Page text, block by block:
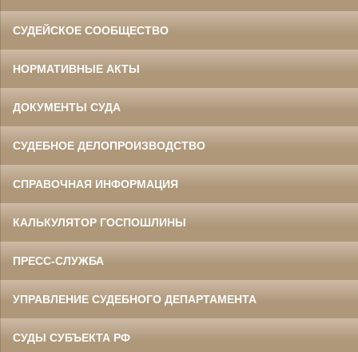
СУДЕЙСКОЕ СООБЩЕСТВО
НОРМАТИВНЫЕ АКТЫ
ДОКУМЕНТЫ СУДА
СУДЕБНОЕ ДЕЛОПРОИЗВОДСТВО
СПРАВОЧНАЯ ИНФОРМАЦИЯ
КАЛЬКУЛЯТОР ГОСПОШЛИНЫ
ПРЕСС-СЛУЖБА
УПРАВЛЕНИЕ СУДЕБНОГО ДЕПАРТАМЕНТА
СУДЫ СУБЪЕКТА РФ